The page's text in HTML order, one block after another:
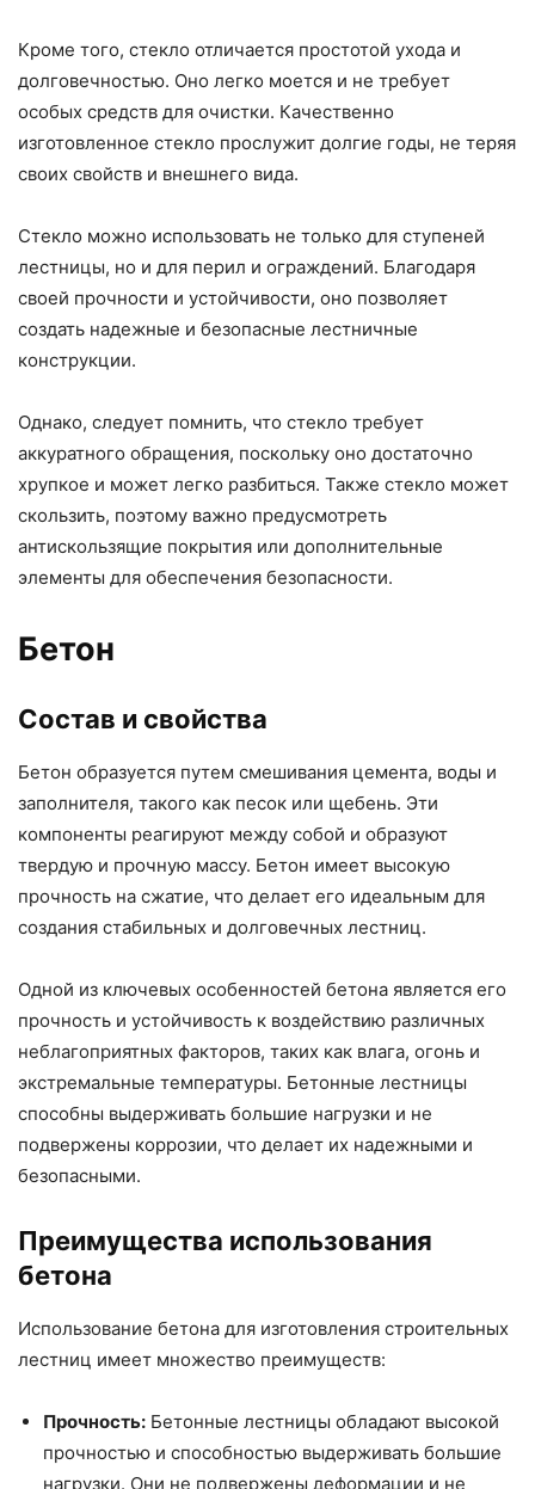
Кроме того, стекло отличается простотой ухода и
долговечностью. Оно легко моется и не требует
особых средств для очистки. Качественно
изготовленное стекло прослужит долгие годы, не теряя
своих свойств и внешнего вида.
Стекло можно использовать не только для ступеней
лестницы, но и для перил и ограждений. Благодаря
своей прочности и устойчивости, оно позволяет
создать надежные и безопасные лестничные
конструкции.
Однако, следует помнить, что стекло требует
аккуратного обращения, поскольку оно достаточно
хрупкое и может легко разбиться. Также стекло может
скользить, поэтому важно предусмотреть
антискользящие покрытия или дополнительные
элементы для обеспечения безопасности.
Бетон
Состав и свойства
Бетон образуется путем смешивания цемента, воды и
заполнителя, такого как песок или щебень. Эти
компоненты реагируют между собой и образуют
твердую и прочную массу. Бетон имеет высокую
прочность на сжатие, что делает его идеальным для
создания стабильных и долговечных лестниц.
Одной из ключевых особенностей бетона является его
прочность и устойчивость к воздействию различных
неблагоприятных факторов, таких как влага, огонь и
экстремальные температуры. Бетонные лестницы
способны выдерживать большие нагрузки и не
подвержены коррозии, что делает их надежными и
безопасными.
Преимущества использования
бетона
Использование бетона для изготовления строительных
лестниц имеет множество преимуществ:
Прочность: Бетонные лестницы обладают высокой
прочностью и способностью выдерживать большие
нагрузки. Они не подвержены деформации и не